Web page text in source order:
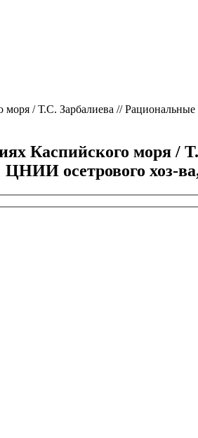
/ Т.С. Зарбалиева // Рациональные
Каспийского моря /
осетрового хоз-